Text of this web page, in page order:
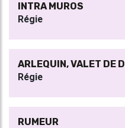
INTRA MUROS
Régie
ARLEQUIN, VALET DE
Régie
RUMEUR